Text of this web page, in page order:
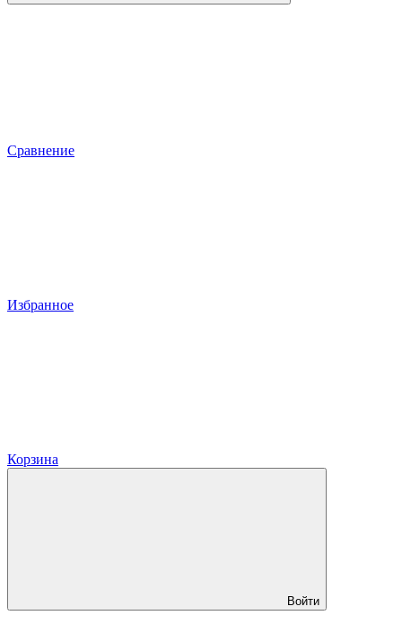
Сравнение
Избранное
Корзина
Войти